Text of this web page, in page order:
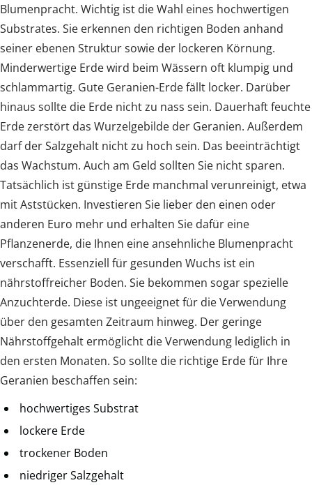
Blumenpracht. Wichtig ist die Wahl eines hochwertigen
Substrates. Sie erkennen den richtigen Boden anhand
seiner ebenen Struktur sowie der lockeren Körnung.
Minderwertige Erde wird beim Wässern oft klumpig und
schlammartig. Gute Geranien-Erde fällt locker. Darüber
hinaus sollte die Erde nicht zu nass sein. Dauerhaft feuchte
Erde zerstört das Wurzelgebilde der Geranien. Außerdem
darf der Salzgehalt nicht zu hoch sein. Das beeinträchtigt
das Wachstum. Auch am Geld sollten Sie nicht sparen.
Tatsächlich ist günstige Erde manchmal verunreinigt, etwa
mit Aststücken. Investieren Sie lieber den einen oder
anderen Euro mehr und erhalten Sie dafür eine
Pflanzenerde, die Ihnen eine ansehnliche Blumenpracht
verschafft. Essenziell für gesunden Wuchs ist ein
nährstoffreicher Boden. Sie bekommen sogar spezielle
Anzuchterde. Diese ist ungeeignet für die Verwendung
über den gesamten Zeitraum hinweg. Der geringe
Nährstoffgehalt ermöglicht die Verwendung lediglich in
den ersten Monaten. So sollte die richtige Erde für Ihre
Geranien beschaffen sein:
hochwertiges Substrat
lockere Erde
trockener Boden
niedriger Salzgehalt